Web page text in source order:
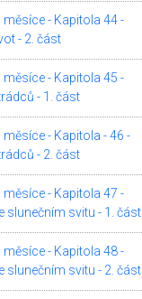
měsíce - Kapitola 44 -
- 2. část
měsíce - Kapitola 45 -
- 1. část
měsíce - Kapitola - 46 -
- 2. část
měsíce - Kapitola 47 -
slunečním svitu - 1. část
měsíce - Kapitola 48 -
slunečním svitu - 2. část